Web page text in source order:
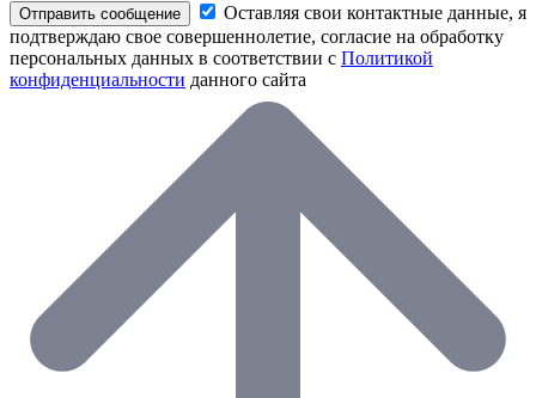
Отправить сообщение
Оставляя свои контактные данные, я
подтверждаю свое совершеннолетие, согласие на обработку
персональных данных в соответствии с Политикой
конфиденциальности данного сайта